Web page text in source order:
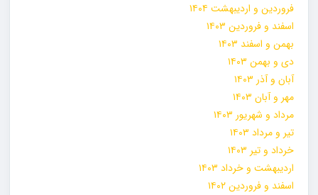
فروردین و اردیبهشت ۱۴۰۴
اسفند و فروردین ۱۴۰۳
بهمن و اسفند ۱۴۰۳
دی و بهمن ۱۴۰۳
آبان و آذر ۱۴۰۳
مهر و آبان ۱۴۰۳
مرداد و شهریور ۱۴۰۳
تیر و مرداد ۱۴۰۳
خرداد و تیر ۱۴۰۳
اردیبهشت و خرداد ۱۴۰۳
اسفند و فروردین ۱۴۰۲